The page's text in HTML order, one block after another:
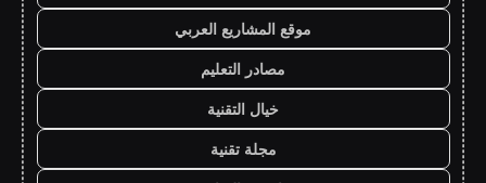
موقع المشاريع العربي
مصادر التعليم
خيال التقنية
مجلة تقنية